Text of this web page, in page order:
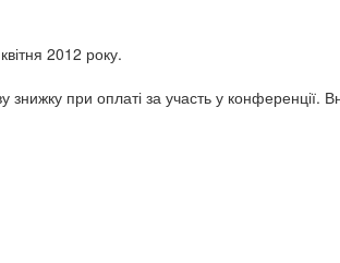
2012 року.
при оплаті за участь у конференції.